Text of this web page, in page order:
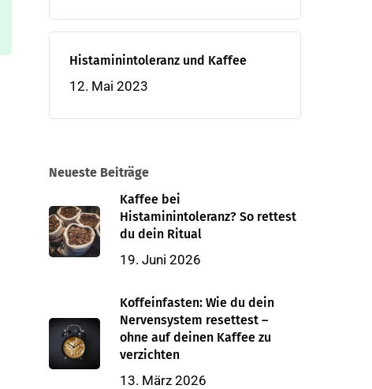
Histaminintoleranz und Kaffee
12. Mai 2023
Neueste Beiträge
Kaffee bei
Histaminintoleranz? So rettest
du dein Ritual
19. Juni 2026
Koffeinfasten: Wie du dein
Nervensystem resettest –
ohne auf deinen Kaffee zu
verzichten
13. März 2026